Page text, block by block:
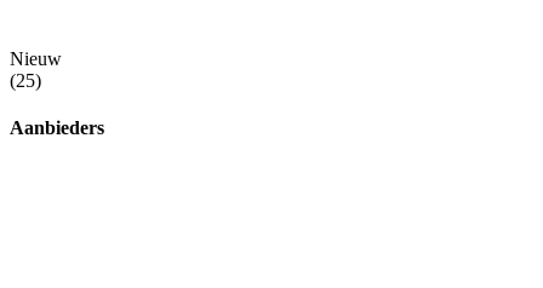
Nieuw
(25)
Aanbieders